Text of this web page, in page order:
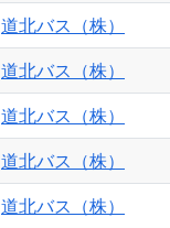
106・
32-ぴっ
19-
30-
7-10線
道北バス（株）
道北バス（株）
道北バス（株）
道北バス（株）
道北バス（株）